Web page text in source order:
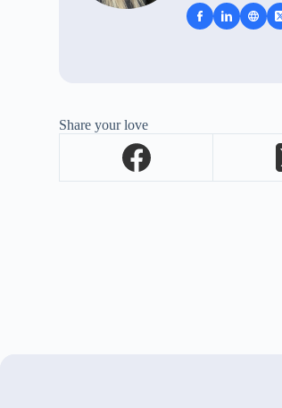
Share your love